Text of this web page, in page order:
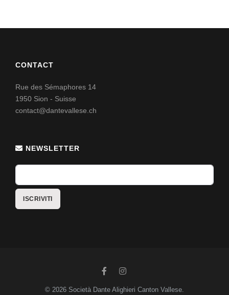
CONTACT
Rue des Sémaphores 14
1950 Sion - Suisse
contact@dantevallese.ch
NEWSLETTER
© 2026 Società Dante Alighieri Canton Vallese.